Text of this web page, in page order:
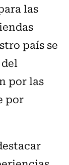
las
país se
por las
por